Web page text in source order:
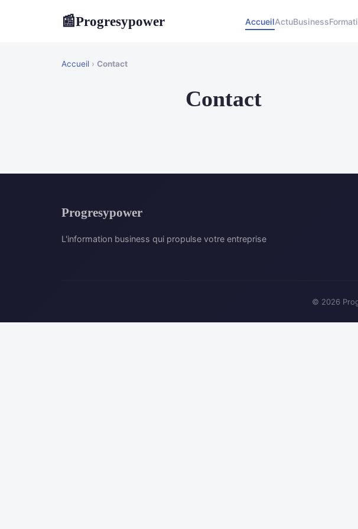
📰Progresypower AccueilActuBusiness
Accueil › Contact
Contact
Progresypower
L'information business qui propulse votre entreprise
© 2026